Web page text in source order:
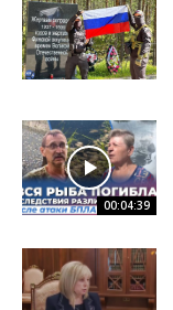
00:04:39